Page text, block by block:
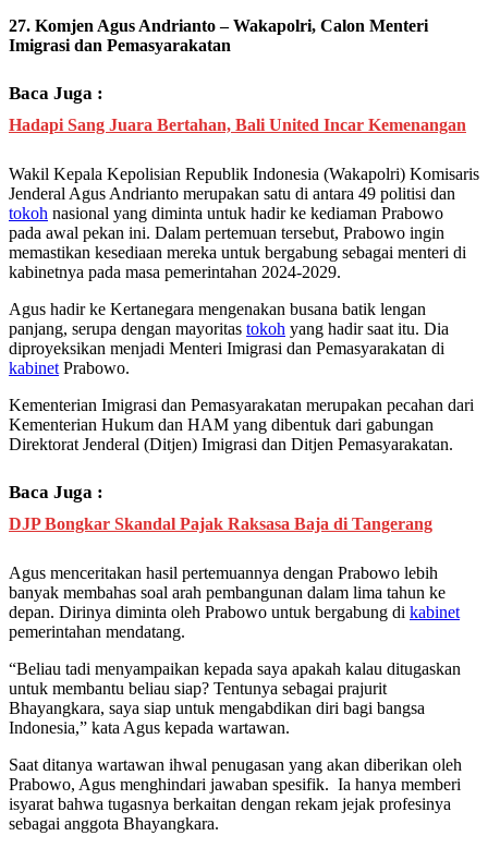
27. Komjen Agus Andrianto – Wakapolri, Calon Menteri
Imigrasi dan Pemasyarakatan
Baca Juga :
Hadapi Sang Juara Bertahan, Bali United Incar Kemenangan
Wakil Kepala Kepolisian Republik Indonesia (Wakapolri) Komisaris
Jenderal Agus Andrianto merupakan satu di antara 49 politisi dan
tokoh nasional yang diminta untuk hadir ke kediaman Prabowo
pada awal pekan ini. Dalam pertemuan tersebut, Prabowo ingin
memastikan kesediaan mereka untuk bergabung sebagai menteri di
kabinetnya pada masa pemerintahan 2024-2029.
Agus hadir ke Kertanegara mengenakan busana batik lengan
panjang, serupa dengan mayoritas tokoh yang hadir saat itu. Dia
diproyeksikan menjadi Menteri Imigrasi dan Pemasyarakatan di
kabinet Prabowo.
Kementerian Imigrasi dan Pemasyarakatan merupakan pecahan dari
Kementerian Hukum dan HAM yang dibentuk dari gabungan
Direktorat Jenderal (Ditjen) Imigrasi dan Ditjen Pemasyarakatan.
Baca Juga :
DJP Bongkar Skandal Pajak Raksasa Baja di Tangerang
Agus menceritakan hasil pertemuannya dengan Prabowo lebih
banyak membahas soal arah pembangunan dalam lima tahun ke
depan. Dirinya diminta oleh Prabowo untuk bergabung di kabinet
pemerintahan mendatang.
“Beliau tadi menyampaikan kepada saya apakah kalau ditugaskan
untuk membantu beliau siap? Tentunya sebagai prajurit
Bhayangkara, saya siap untuk mengabdikan diri bagi bangsa
Indonesia,” kata Agus kepada wartawan.
Saat ditanya wartawan ihwal penugasan yang akan diberikan oleh
Prabowo, Agus menghindari jawaban spesifik. Ia hanya memberi
isyarat bahwa tugasnya berkaitan dengan rekam jejak profesinya
sebagai anggota Bhayangkara.